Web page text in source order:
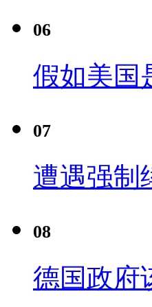
06
假如美国
07
遭遇强制
08
德国政府